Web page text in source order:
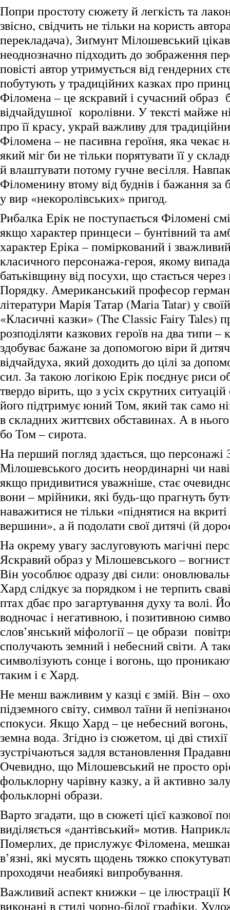
Попри простоту сюжету й легкість та
звісно, свідчить не тільки на користь
перекладача), Зиґмунт Мілошевський
неоднозначно підходить до зображення
повісті автор утримується від гендерних
побутують у традиційних казках про
Філомена – це яскравий і сучасний образ
відчайдушної королівни. У тексті майже
про її красу, украй важливу для
Філомена – не пасивна героїня, яка чекає
який міг би не тільки порятувати її у
й влаштувати потому гучне весілля.
Філоменину втому від буднів і бажання
у вир «некоролівських» пригод.
Рибалка Ерік не поступається Філомені
якщо характер принцеси – бунтівний та
характер Еріка – поміркований і
класичного персонажа-героя, якому
батьківщину від посухи, що стається
Порядку. Американський професор
літератури Марія Татар (Maria Tatar) у
«Класичні казки» (The Classic Fairy Tales)
розподіляти казкових героїв на два типи –
здобуває бажане за допомогою віри й
відчайдуха, який доходить до цілі за
сил. За такою логікою Ерік поєднує риси
твердо вірить, що з усіх скрутних
його підтримує юний Том, який так само
в складних життєвих обставинах. А в нього
бо Том – сирота.
На перший погляд здається, що персонажі
Мілошевського досить неординарні чи
якщо придивитися уважніше, стає
вони – мрійники, які будь-що прагнуть
наважитися не тільки «піднятися на
вершини», а й подолати свої дитячі (й
На окрему увагу заслуговують магічні
Яскравий образ у Мілошевського –
Він уособлює одразу дві сили:
Хард слідкує за порядком і не терпить
птах дбає про загартування духу та волі.
водночас і негативною, і позитивною
слов’янський міфології – це образи
сполучають земний і небесний світи. А
символізують сонце і вогонь, що
таким і є Хард.
Не менш важливим у казці є змій. Він –
підземного світу, символ таїни й
спокуси. Якщо Хард – це небесний вогонь,
земна вода. Згідно із сюжетом, ці дві
зустрічаються задля встановлення
Очевидно, що Мілошевський не просто
фольклорну чарівну казку, а й активно
фольклорні образи.
Варто згадати, що в сюжеті цієї казкової
виділяється «дантівський» мотив.
Померлих, де прислужує Філомена,
в’язні, які мусять щодень тяжко
проходячи неабиякі випробування.
Важливий аспект книжки – це
виконані в стилі чорно-білої графіки.